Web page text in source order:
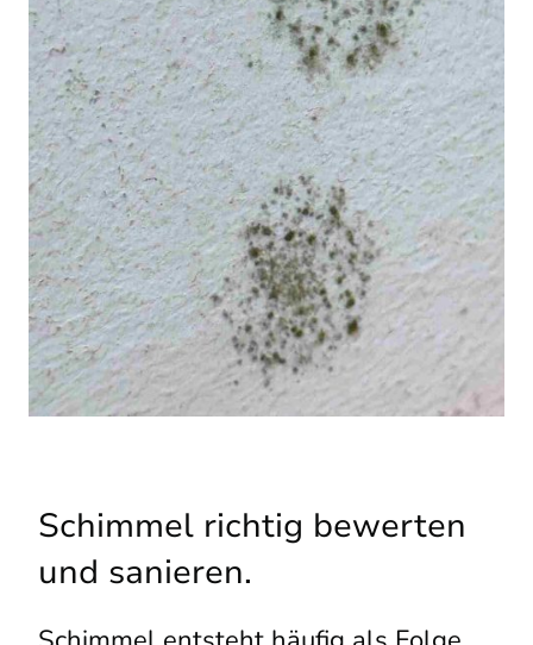
Schimmel richtig bewerten
und sanieren.